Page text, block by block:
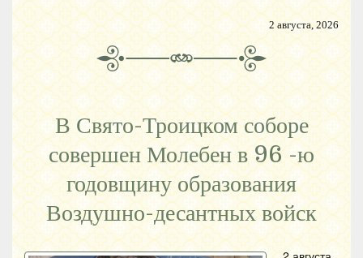
2 августа, 2026
В Свято-Троицком соборе
совершен Молебен в 96 -ю
годовщину образования
Воздушно-десантных войск